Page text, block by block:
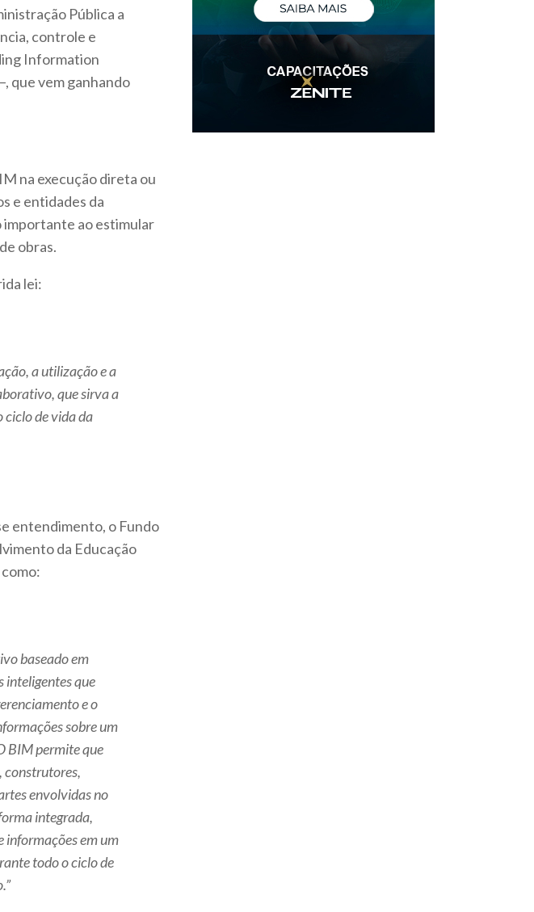
Pública a
controle e
Information
que vem ganhando
na execução direta ou
e entidades da
importante ao estimular
obras.
lei:
a utilização e a
que sirva a
ciclo de vida da
entendimento, o Fundo
da Educação
baseado em
inteligentes que
e o
sobre um
BIM permite que
construtores,
envolvidas no
integrada,
informações em um
todo o ciclo de